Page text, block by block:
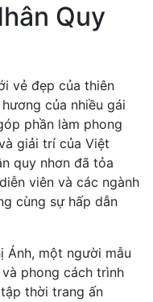
Quy
vẻ đẹp của thiên
của nhiều gái
phần làm phong
giải trí của Việt
quy nhơn đã tỏa
viên và các ngành
cùng sự hấp dẫn
Ánh, một người mẫu
phong cách trình
thời trang ấn